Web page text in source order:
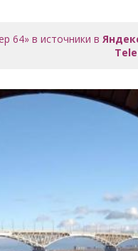
64» в источники в